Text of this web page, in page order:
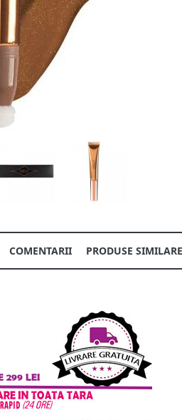
COMENTARII PRODUSE SIMILARE